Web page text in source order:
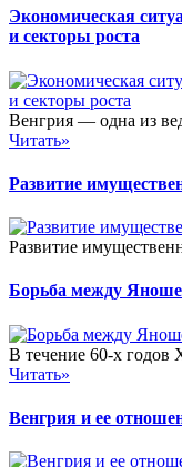
Экономическая
и секторы роста
Венгрия — одна из
Читать»
Развитие
Развитие
Борьба между
В течение 60-х годов
Читать»
Венгрия и ее